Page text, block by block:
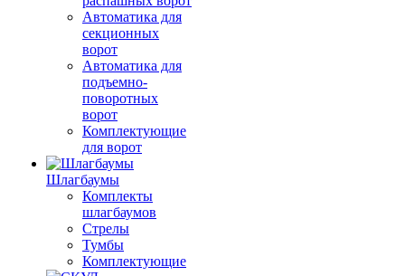
Автоматика для
секционных
ворот
Автоматика для
подъемно-
поворотных
ворот
Комплектующие
для ворот
Шлагбаумы
Комплекты
шлагбаумов
Стрелы
Тумбы
Комплектующие